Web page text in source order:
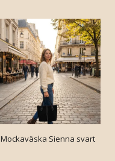
Mockaväska Sienna svart